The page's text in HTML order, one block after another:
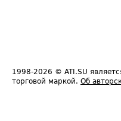
1998-2026 © ATI.SU
торговой маркой. Об